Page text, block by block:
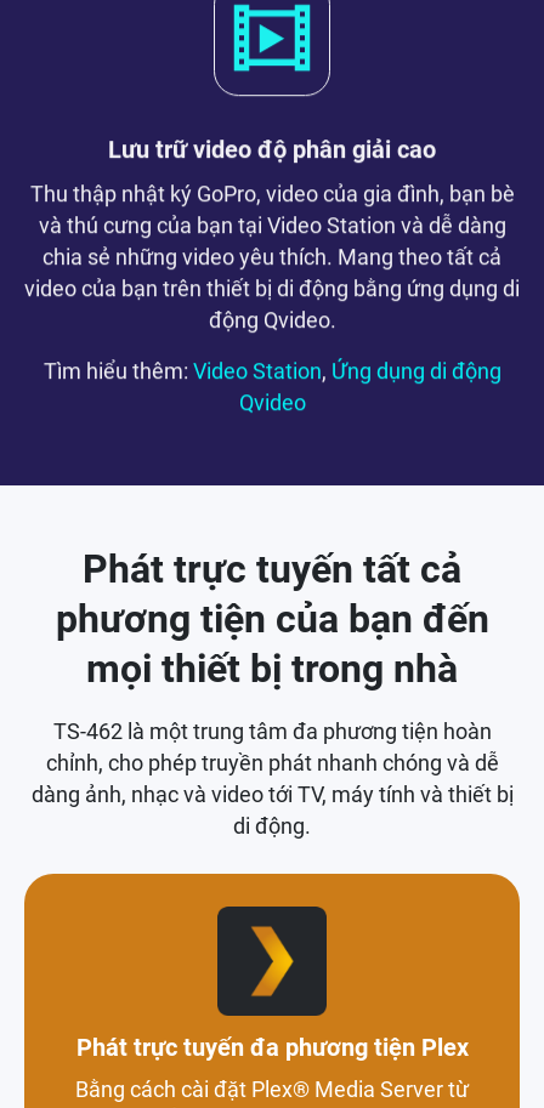
Lưu trữ video độ phân giải cao
Thu thập nhật ký GoPro, video của gia đình, bạn bè
và thú cưng của bạn tại Video Station và dễ dàng
chia sẻ những video yêu thích. Mang theo tất cả
video của bạn trên thiết bị di động bằng ứng dụng di
động Qvideo.
Tìm hiểu thêm: Video Station Ứng dụng di động
Qvideo
Phát trực tuyến tất cả
phương tiện của bạn đến
mọi thiết bị trong nhà
TS-462 là một trung tâm đa phương tiện hoàn
chỉnh, cho phép truyền phát nhanh chóng và dễ
dàng ảnh, nhạc và video tới TV, máy tính và thiết bị
di động.
Phát trực tuyến đa phương tiện Plex
Bằng cách cài đặt Plex® Media Server từ